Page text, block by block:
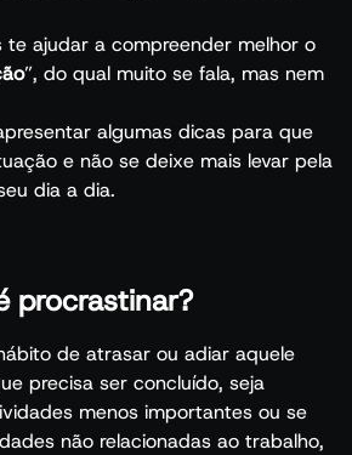
te ajudar a compreender melhor o
”, do qual muito se fala, mas nem
algumas dicas para que
e não se deixe mais levar pela
dia a dia.
procrastinar?
de atrasar ou adiar aquele
precisa ser concluído, seja
menos importantes ou se
não relacionadas ao trabalho,